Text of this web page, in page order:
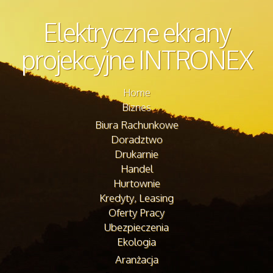
Elektryczne ekrany
projekcyjne INTRONEX
Home
Biznes
Biura Rachunkowe
Doradztwo
Drukarnie
Handel
Hurtownie
Kredyty, Leasing
Oferty Pracy
Ubezpieczenia
Ekologia
Aranżacja